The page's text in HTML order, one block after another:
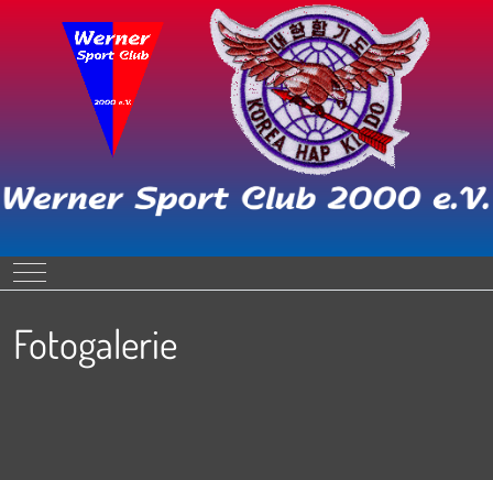
Mobile Menu Toggle
Fotogalerie